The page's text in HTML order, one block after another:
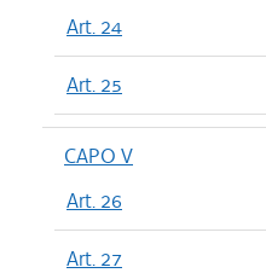
Art. 24
Art. 25
CAPO V
Art. 26
Art. 27